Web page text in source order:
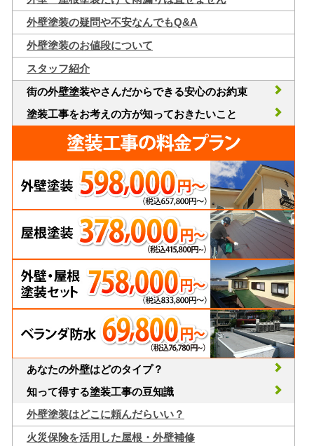
外壁塗装の疑問や不安なんでもQ&A
外壁塗装のお値段について
スタッフ紹介
街の外壁塗装やさんだからできる安心のお約束
塗装工事をお考えの方が知っておきたいこと
あなたの外壁はどのタイプ？
知って得する塗装工事の豆知識
外壁塗装はどこに頼んだらいい？
火災保険を活用した屋根・外壁補修